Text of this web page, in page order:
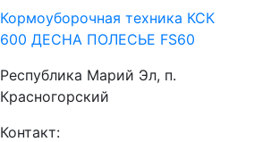
Кормоуборочная техника КСК
600 ДЕСНА ПОЛЕСЬЕ FS60
Республика Марий Эл, п.
Красногорский
Контакт: